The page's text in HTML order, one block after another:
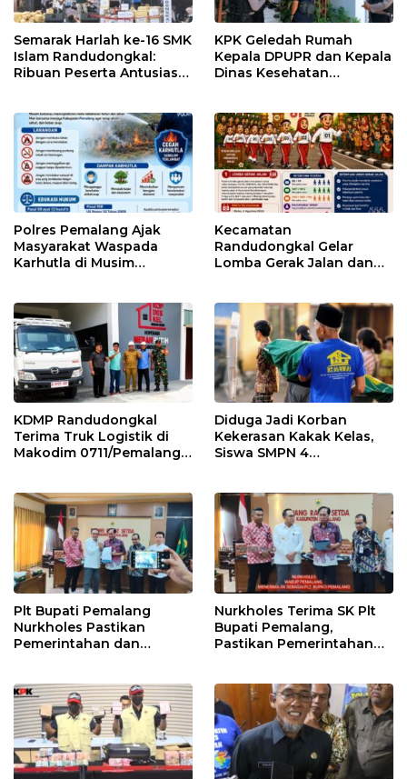
Semarak Harlah ke-16 SMK
Islam Randudongkal:
Ribuan Peserta Antusias
KPK Geledah Rumah
Kepala DPUPR dan Kepala
Dinas Kesehatan
Polres Pemalang Ajak
Masyarakat Waspada
Karhutla di Musim
Kecamatan
Randudongkal Gelar
Lomba Gerak Jalan dan
KDMP Randudongkal
Terima Truk Logistik di
Makodim 0711/Pemalang
Diduga Jadi Korban
Kekerasan Kakak Kelas,
Siswa SMPN 4
Plt Bupati Pemalang
Nurkholes Pastikan
Pemerintahan dan
Nurkholes Terima SK Plt
Bupati Pemalang,
Pastikan Pemerintahan